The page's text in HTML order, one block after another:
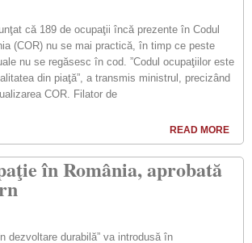
că 189 de ocupaţii încă prezente în Codul
(COR) nu se mai practică, în timp ce peste
nu se regăsesc în cod. ”Codul ocupaţiilor este
din piaţă”, a transmis ministrul, precizând
COR. Filator de
READ MORE
în România, aprobată
dezvoltare durabilă” va introdusă în